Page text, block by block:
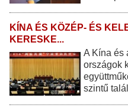
KÍNA ÉS KÖZÉP- ÉS
KERESKE...
A Kína és
országok
szintű